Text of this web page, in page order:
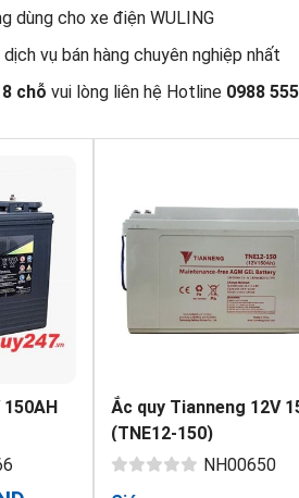
dùng cho xe điện WULING
vụ bán hàng chuyên nghiệp nhất
chỗ vui lòng liên hệ Hotline 0988
Ắc quy Tianneng 12V
(TNE12-150)
NH00650